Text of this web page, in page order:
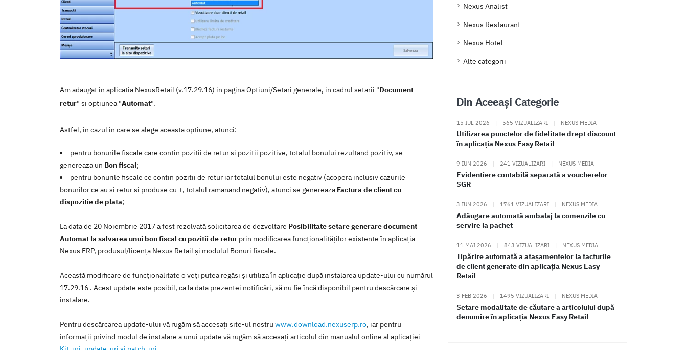
Am adaugat in aplicatia NexusRetail (v.17.29.16) in pagina Optiuni/Setari generale, in cadrul setarii "Document
retur" si optiunea "Automat".
Astfel, in cazul in care se alege aceasta optiune, atunci:
pentru bonurile fiscale care contin pozitii de retur si pozitii pozitive, totalul bonului rezultand pozitiv, se
genereaza un Bon fiscal;
pentru bonurile fiscale ce contin pozitii de retur iar totalul bonului este negativ (acopera inclusiv cazurile
bonurilor ce au si retur si produse cu +, totalul ramanand negativ), atunci se genereaza Factura de client cu
dispozitie de plata;
La data de 20 Noiembrie 2017 a fost rezolvată solicitarea de dezvoltare Posibilitate setare generare document
Automat la salvarea unui bon fiscal cu pozitii de retur prin modificarea funcţionalităţilor existente în aplicaţia
Nexus ERP, produsul/licenţa Nexus Retail şi modulul Bonuri fiscale.
Această modificare de funcţionalitate o veţi putea regăsi şi utiliza în aplicaţie după instalarea update-ului cu numărul
17.29.16 . Acest update este posibil, ca la data prezentei notificări, să nu fie încă disponibil pentru descărcare şi
instalare.
Pentru descărcarea update-ului vă rugăm să accesaţi site-ul nostru www.download.nexuserp.ro, iar pentru
informaţii privind modul de instalare a unui update vă rugăm să accesaţi articolul din manualul online al aplicaţiei
Nexus Analist
Nexus Restaurant
Nexus Hotel
Alte categorii
Din Aceeași Categorie
15 IUL 2026 | 565 VIZUALIZARI | NEXUS MEDIA
Utilizarea punctelor de fidelitate drept discount
în aplicația Nexus Easy Retail
9 IUN 2026 | 241 VIZUALIZARI | NEXUS MEDIA
Evidentiere contabilă separată a voucherelor
SGR
3 IUN 2026 | 1761 VIZUALIZARI | NEXUS MEDIA
Adăugare automată ambalaj la comenzile cu
servire la pachet
11 MAI 2026 | 843 VIZUALIZARI | NEXUS MEDIA
Tipărire automată a atașamentelor la facturile
de client generate din aplicația Nexus Easy
Retail
3 FEB 2026 | 1495 VIZUALIZARI | NEXUS MEDIA
Setare modalitate de căutare a articolului după
denumire în aplicația Nexus Easy Retail